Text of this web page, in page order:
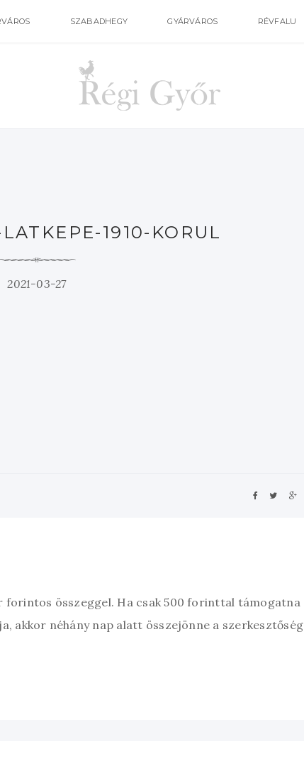
SZABADHEGY GYÁRVÁROS RÉVFALU
1910-KORUL
2021-03-27
forintos összeggel. Ha csak 500 forinttal támogatna
akkor néhány nap alatt összejönne a szerkesztőség